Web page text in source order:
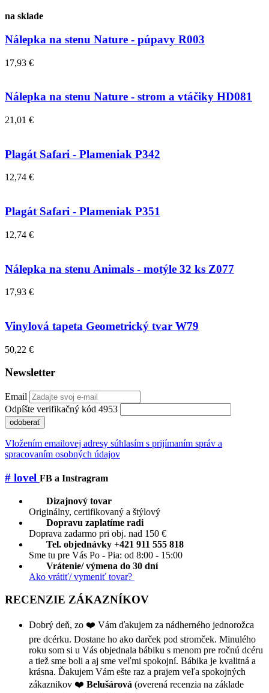
na sklade
Nálepka na stenu Nature - púpavy R003
17,93 €
Nálepka na stenu Nature - strom a vtáčiky HD081
21,01 €
Plagát Safari - Plameniak P342
12,74 €
Plagát Safari - Plameniak P351
12,74 €
Nálepka na stenu Animals - motýle 32 ks Z077
17,93 €
Vinylová tapeta Geometrický tvar W79
50,22 €
Newsletter
Email
Odpíšte verifikačný kód 4953
odoberať
Vložením emailovej adresy súhlasím s prijímaním správ a
spracovaním osobných údajov
# lovel FB a Instragram
Dizajnový tovar
Originálny, certifikovaný a štýlový
Dopravu zaplatíme radi
Doprava zadarmo pri obj. nad 150 €
Tel. objednávky +421 911 555 818
Sme tu pre Vás Po - Pia: od 8:00 - 15:00
Vrátenie/ výmena do 30 dní
Ako vrátiť/ vymeniť tovar?
RECENZIE ZÁKAZNÍKOV
Dobrý deň, zo ❤️ Vám ďakujem za nádherného jednorožca
pre dcérku. Dostane ho ako darček pod stromček. Minulého
roku som si u Vás objednala bábiku s menom pre ročnú dcéru
a tiež sme boli a aj sme veľmi spokojní. Bábika je kvalitná a
krásna. Ďakujem Vám ešte raz a prajem veľa spokojných
zákaznikov ❤️ Belušárová (overená recenzia na základe